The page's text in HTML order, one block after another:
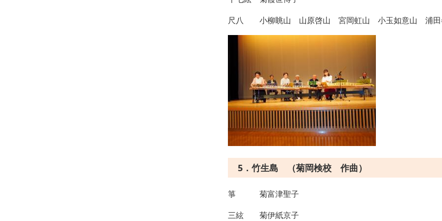
尺八 小柳眺山 山原啓山 宮岡虹山 小玉如意山 浦田
5．竹生島 （菊岡検校 作曲）
箏 菊富津聖子
三絃 菊伊紙京子